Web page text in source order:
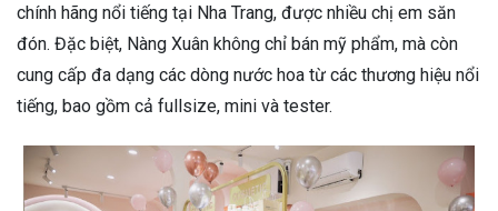
chính hãng nổi tiếng tại Nha Trang, được nhiều chị em săn
đón. Đặc biệt, Nàng Xuân không chỉ bán mỹ phẩm, mà còn
cung cấp đa dạng các dòng nước hoa từ các thương hiệu nổi
tiếng, bao gồm cả fullsize, mini và tester.